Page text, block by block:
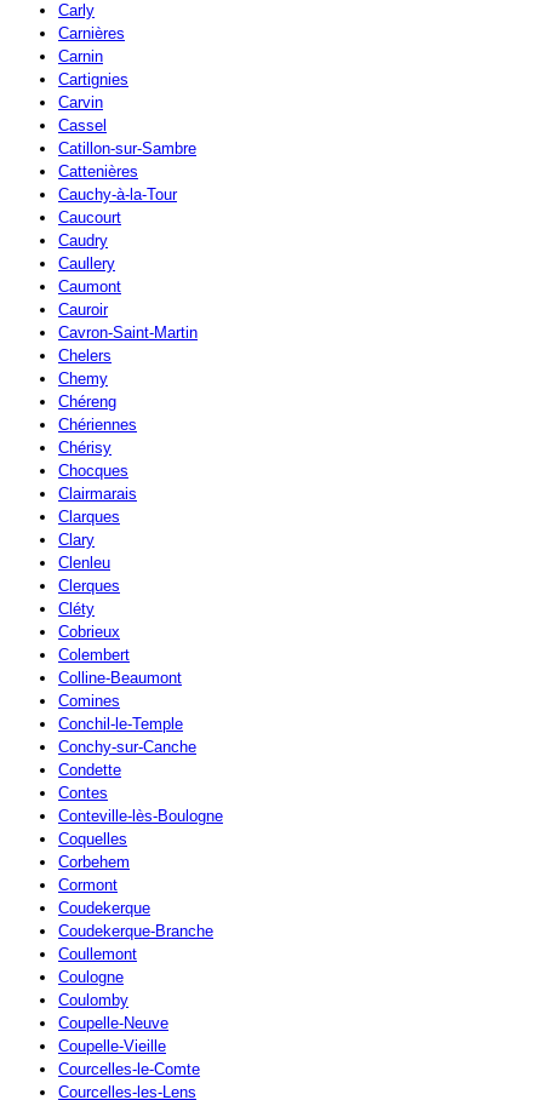
Carly
Carnières
Carnin
Cartignies
Carvin
Cassel
Catillon-sur-Sambre
Cattenières
Cauchy-à-la-Tour
Caucourt
Caudry
Caullery
Caumont
Cauroir
Cavron-Saint-Martin
Chelers
Chemy
Chéreng
Chériennes
Chérisy
Chocques
Clairmarais
Clarques
Clary
Clenleu
Clerques
Cléty
Cobrieux
Colembert
Colline-Beaumont
Comines
Conchil-le-Temple
Conchy-sur-Canche
Condette
Contes
Conteville-lès-Boulogne
Coquelles
Corbehem
Cormont
Coudekerque
Coudekerque-Branche
Coullemont
Coulogne
Coulomby
Coupelle-Neuve
Coupelle-Vieille
Courcelles-le-Comte
Courcelles-les-Lens